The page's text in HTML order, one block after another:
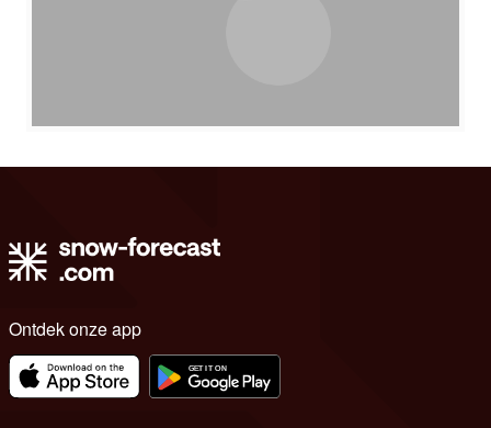
Ontdek onze app